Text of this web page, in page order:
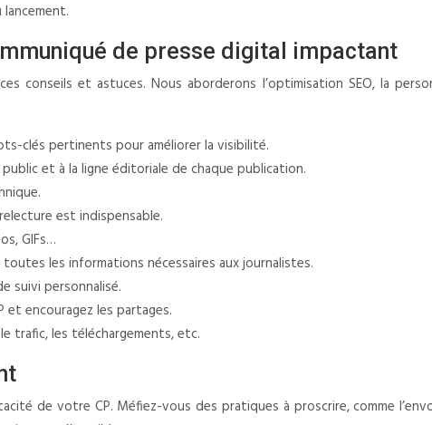
de presse digital impactant
conseils et astuces. Nous aborderons l’optimisation SEO, la
clés pertinents pour améliorer la visibilité.
et à la ligne éditoriale de chaque publication.
est indispensable.
GIFs…
les informations nécessaires aux journalistes.
suivi personnalisé.
et encouragez les partages.
trafic, les téléchargements, etc.
de votre CP. Méfiez-vous des pratiques à proscrire, comme